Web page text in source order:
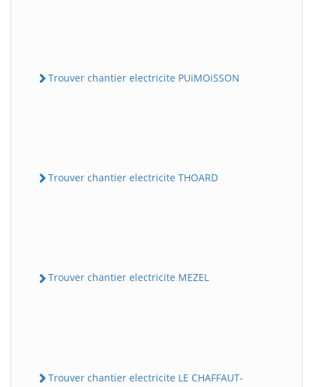
Trouver chantier electricite PUiMOiSSON
Trouver chantier electricite THOARD
Trouver chantier electricite MEZEL
Trouver chantier electricite LE CHAFFAUT-